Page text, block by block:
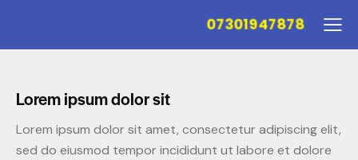
07301947878
Lorem ipsum dolor sit
Lorem ipsum dolor sit amet, consectetur adipiscing elit,
sed do eiusmod tempor incididunt ut labore et dolore